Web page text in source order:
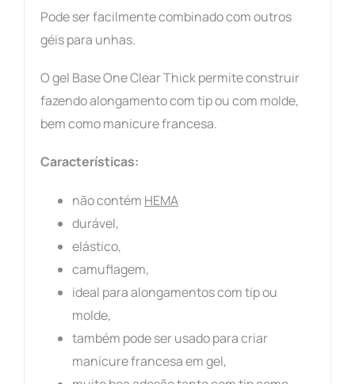
Pode ser facilmente combinado com outros
géis para unhas.
O gel Base One Clear Thick permite construir
fazendo alongamento com tip ou com molde,
bem como manicure francesa.
Características:
não contém HEMA
durável,
elástico,
camuflagem,
ideal para alongamentos com tip ou
molde,
também pode ser usado para criar
manicure francesa em gel,